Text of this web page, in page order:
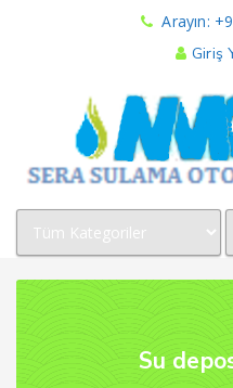
Arayın:
Giriş
Su